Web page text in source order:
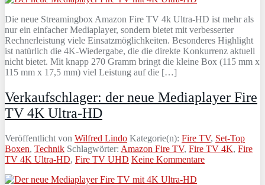
Die neue Streamingbox Amazon Fire TV 4k Ultra-HD ist mehr als
nur ein einfacher Mediaplayer, sondern bietet mit verbesserter
Rechnerleistung viele Einsatzmöglichkeiten. Besonderes Highlight
ist natürlich die 4K-Wiedergabe, die die direkte Konkurrenz aktuell
nicht bietet. Mit knapp 270 Gramm bringt die kleine Box (115 mm x
115 mm x 17,5 mm) viel Leistung auf die […]
Verkaufschlager: der neue Mediaplayer Fire
TV 4K Ultra-HD
Veröffentlicht von Wilfred Lindo Kategorie(n): Fire TV, Set-Top
Boxen, Technik Schlagwörter: Amazon Fire TV, Fire TV 4K, Fire
TV 4K Ultra-HD, Fire TV UHD Keine Kommentare